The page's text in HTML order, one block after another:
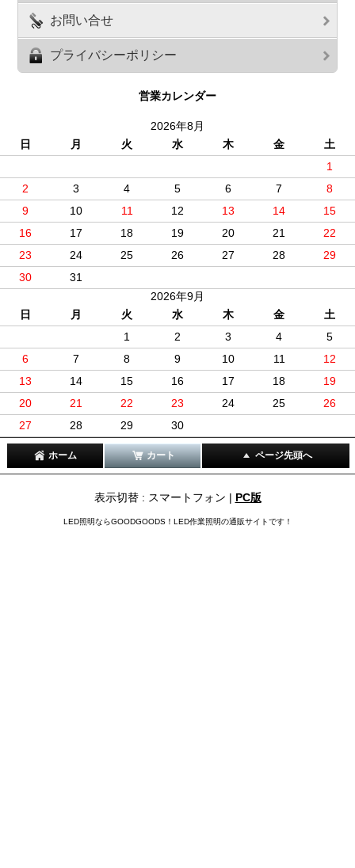
お問い合せ
プライバシーポリシー
営業カレンダー
2026年8月
日
月 火 水 木 金
土
1
2
3 4 5 6 7
8
9
10 11 12 13 14
15
16
17 18 19 20 21
22
23
24 25 26 27 28
29
30
31
2026年9月
日
月 火 水 木 金
土
1
2 3 4
5
6
7 8 9 10 11
12
13
14 15 16 17 18
19
20
21 22 23 24 25
26
27
28 29 30
ホーム カート ページ先頭へ
表示切替 : スマートフォン | PC版
LED照明ならGOODGOODS！LED作業照明の通販サイトです！